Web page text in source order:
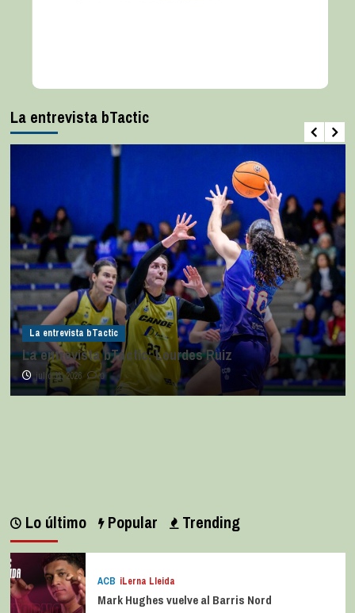
La entrevista bTactic
entrevista bTactic
entrevista bTactic: Lourdes Ruiz
julio 11, 2026 0
Lo último Popular Trending
ACB iLerna Lleida
Mark Hughes vuelve al Barris Nord